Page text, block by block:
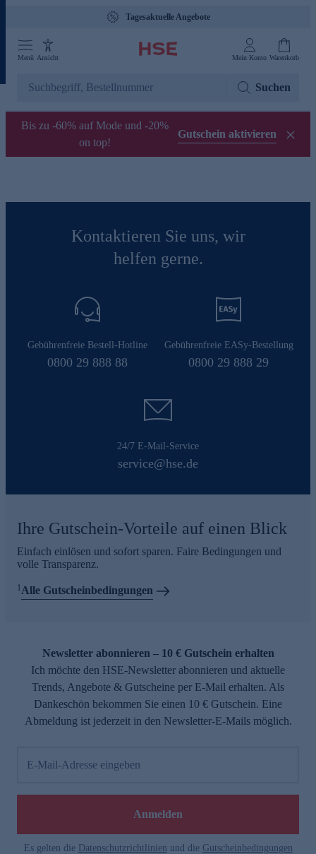
Tagesaktuelle Angebote
Menü Ansicht Mein Konto Warenkorb
Suchen
Bis zu -60% auf Mode und -20%
on top!
Gutschein aktivieren
Kontaktieren Sie uns, wir
helfen gerne.
Gebührenfreie Bestell-Hotline
0800 29 888 88
Gebührenfreie EASy-Bestellung
0800 29 888 29
24/7 E-Mail-Service
service@hse.de
Ihre Gutschein-Vorteile auf einen Blick
Einfach einlösen und sofort sparen. Faire Bedingungen und
volle Transparenz.
1Alle Gutscheinbedingungen
Newsletter abonnieren – 10 € Gutschein erhalten
Ich möchte den HSE-Newsletter abonnieren und aktuelle
Trends, Angebote & Gutscheine per E-Mail erhalten. Als
Dankeschön bekommen Sie einen 10 € Gutschein. Eine
Abmeldung ist jederzeit in den Newsletter-E-Mails möglich.
E-Mail-Adresse eingeben
Anmelden
Es gelten die Datenschutzrichtlinien und die Gutscheinbedingungen